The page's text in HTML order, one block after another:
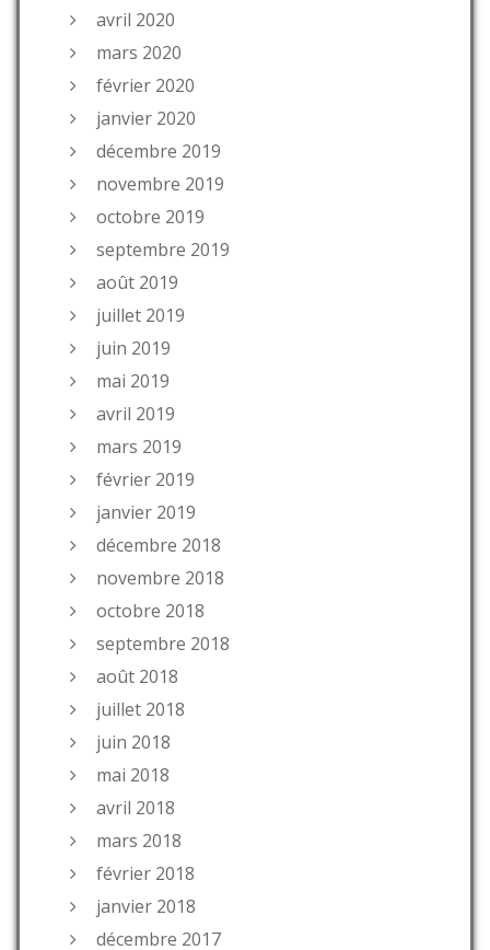
avril 2020
mars 2020
février 2020
janvier 2020
décembre 2019
novembre 2019
octobre 2019
septembre 2019
août 2019
juillet 2019
juin 2019
mai 2019
avril 2019
mars 2019
février 2019
janvier 2019
décembre 2018
novembre 2018
octobre 2018
septembre 2018
août 2018
juillet 2018
juin 2018
mai 2018
avril 2018
mars 2018
février 2018
janvier 2018
décembre 2017